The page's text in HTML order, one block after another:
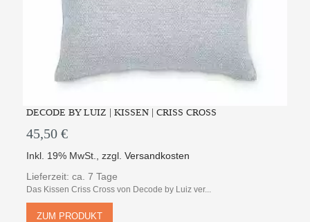
DECODE BY LUIZ | KISSEN | CRISS CROSS
45,50 €
Inkl. 19% MwSt. ,zzgl.Versandkosten
Lieferzeit: ca. 7 Tage
Das Kissen Criss Cross von Decode by Luiz ver...
ZUM PRODUKT